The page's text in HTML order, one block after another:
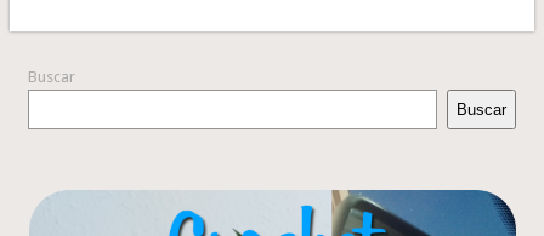
Buscar
Buscar